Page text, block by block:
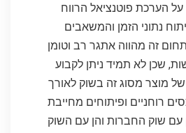
הערכת פוטנציאל הרווח
נתוני הזמן והמשאבים
זה מהווה אתגר רב וטומן
שכן לא תמיד ניתן לקבוע
מוצר מסוג זה בשוק לאורך
רוחניים ופיתוחים מחייבת
עם שוק החברות והן עם השוק